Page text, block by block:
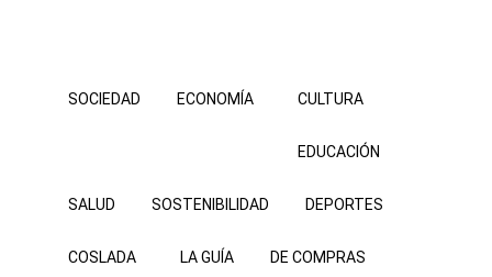
SOCIEDAD ECONOMÍA CULTURA
EDUCACIÓN
SALUD SOSTENIBILIDAD DEPORTES
COSLADA LA GUÍA DE COMPRAS